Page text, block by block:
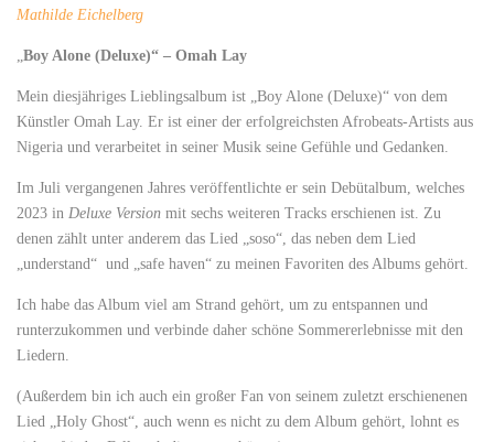
Mathilde Eichelberg
„Boy Alone (Deluxe)“ – Omah Lay
Mein diesjähriges Lieblingsalbum ist „Boy Alone (Deluxe)“ von dem
Künstler Omah Lay. Er ist einer der erfolgreichsten Afrobeats-Artists aus
Nigeria und verarbeitet in seiner Musik seine Gefühle und Gedanken.
Im Juli vergangenen Jahres veröffentlichte er sein Debütalbum, welches
2023 in Deluxe Version mit sechs weiteren Tracks erschienen ist. Zu
denen zählt unter anderem das Lied „soso“, das neben dem Lied
„understand“ und „safe haven“ zu meinen Favoriten des Albums gehört.
Ich habe das Album viel am Strand gehört, um zu entspannen und
runterzukommen und verbinde daher schöne Sommererlebnisse mit den
Liedern.
(Außerdem bin ich auch ein großer Fan von seinem zuletzt erschienenen
Lied „Holy Ghost“, auch wenn es nicht zu dem Album gehört, lohnt es